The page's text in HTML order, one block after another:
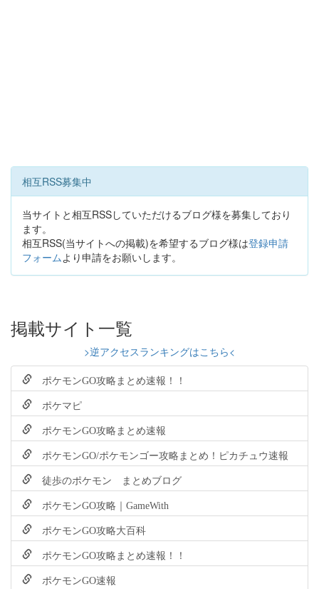
相互RSS募集中
当サイトと相互RSSしていただけるブログ様を募集しており
ます。
相互RSS(当サイトへの掲載)を希望するブログ様は登録申請
フォームより申請をお願いします。
掲載サイト一覧
>逆アクセスランキングはこちら<
ポケモンGO攻略まとめ速報！！
ポケマピ
ポケモンGO攻略まとめ速報
ポケモンGO/ポケモンゴー攻略まとめ！ピカチュウ速報
徒歩のポケモン まとめブログ
ポケモンGO攻略｜GameWith
ポケモンGO攻略大百科
ポケモンGO攻略まとめ速報！！
ポケモンGO速報